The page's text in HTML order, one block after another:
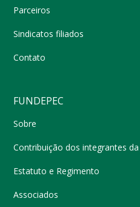
Parceiros
Sindicatos filiados
Contato
FUNDEPEC
Sobre
Contribuição dos integrantes
Estatuto e Regimento
Associados